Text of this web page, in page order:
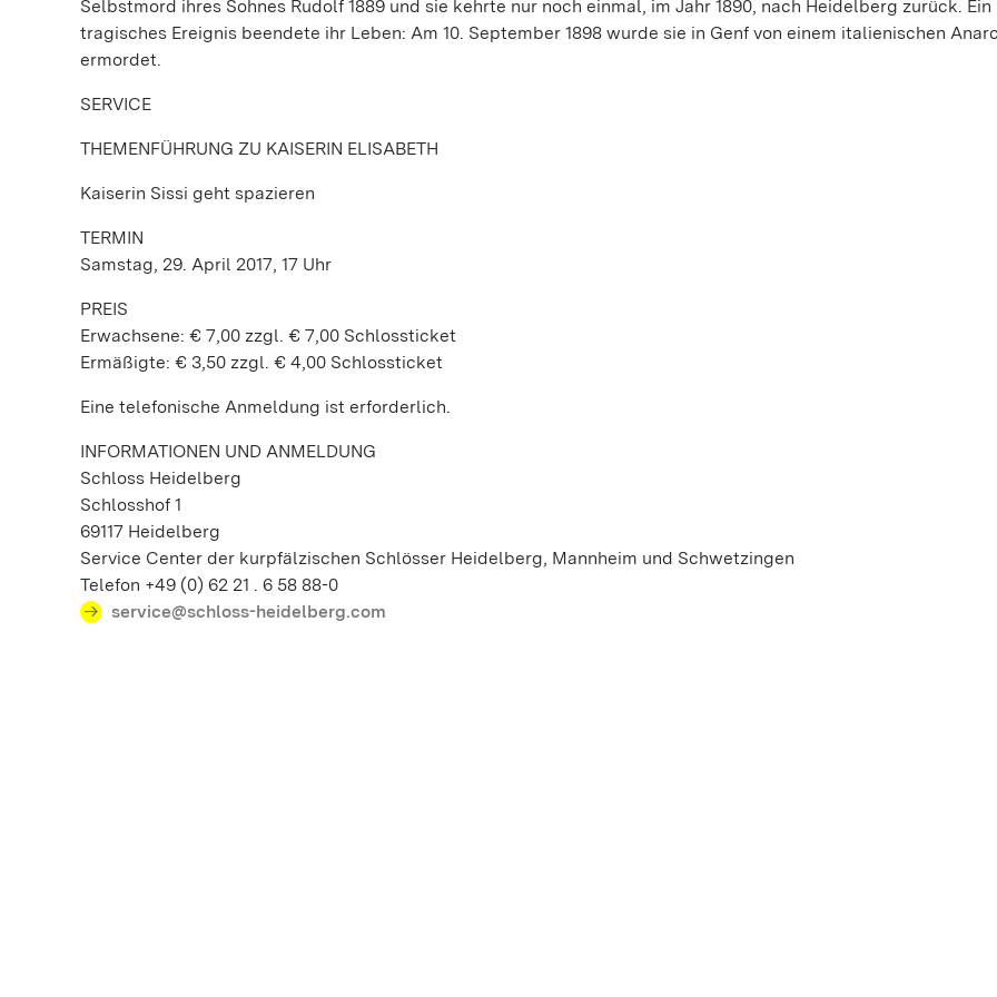
Selbstmord ihres Sohnes Rudolf 1889 und sie kehrte nur noch einmal, im Jahr 1890, nach Heidelberg zurück. Ein
tragisches Ereignis beendete ihr Leben: Am 10. September 1898 wurde sie in Genf von einem italienischen
ermordet.
SERVICE
THEMENFÜHRUNG ZU KAISERIN ELISABETH
Kaiserin Sissi geht spazieren
TERMIN
Samstag, 29. April 2017, 17 Uhr
PREIS
Erwachsene: € 7,00 zzgl. € 7,00 Schlossticket
Ermäßigte: € 3,50 zzgl. € 4,00 Schlossticket
Eine telefonische Anmeldung ist erforderlich.
INFORMATIONEN UND ANMELDUNG
Schloss Heidelberg
Schlosshof 1
69117 Heidelberg
Service Center der kurpfälzischen Schlösser Heidelberg, Mannheim und Schwetzingen
Telefon +49 (0) 62 21 . 6 58 88-0
service@schloss-heidelberg.com